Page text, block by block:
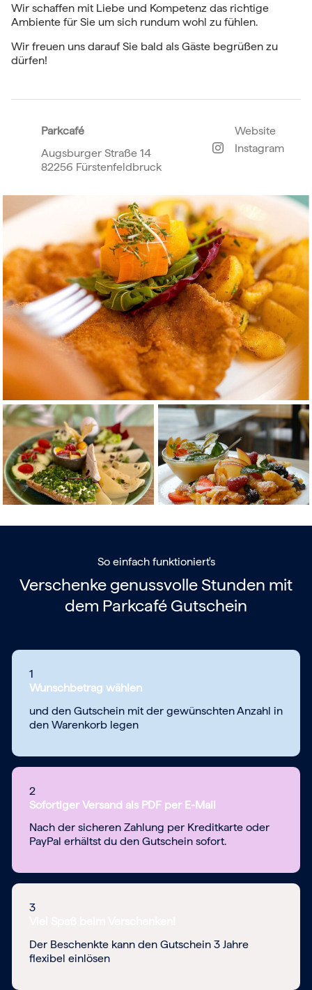
Wir schaffen mit Liebe und Kompetenz das richtige
Ambiente für Sie um sich rundum wohl zu fühlen.
Wir freuen uns darauf Sie bald als Gäste begrüßen zu
dürfen!
Parkcafé
Augsburger Straße 14
82256 Fürstenfeldbruck
Website
Instagram
So einfach funktioniert's
Verschenke genussvolle Stunden mit
dem Parkcafé Gutschein
1
Wunschbetrag wählen
und den Gutschein mit der gewünschten Anzahl in
den Warenkorb legen
2
Sofortiger Versand als PDF per E-Mail
Nach der sicheren Zahlung per Kreditkarte oder
PayPal erhältst du den Gutschein sofort.
3
Der Beschenkte kann den Gutschein 3 Jahre
flexibel einlösen